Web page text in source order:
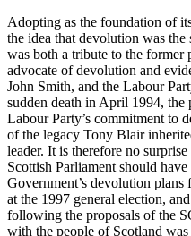
Adopting as the foundation of
the idea that devolution was
was both a tribute to the former
advocate of devolution and
John Smith, and the Labour
sudden death in April 1994, the
Labour Party’s commitment to
of the legacy Tony Blair
leader. It is therefore no
Scottish Parliament should
Government’s devolution
at the 1997 general election,
following the proposals of the
with the people of Scotland